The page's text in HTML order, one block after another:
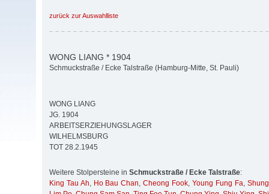
zurück zur Auswahlliste
WONG LIANG * 1904
Schmuckstraße / Ecke Talstraße (Hamburg-Mitte, St. Pauli)
WONG LIANG
JG. 1904
ARBEITSERZIEHUNGSLAGER
WILHELMSBURG
TOT 28.2.1945
Weitere Stolpersteine in Schmuckstraße / Ecke Talstraße:
King Tau Ah, Ho Bau Chan,Cheong Fook, Young Fung Fa,